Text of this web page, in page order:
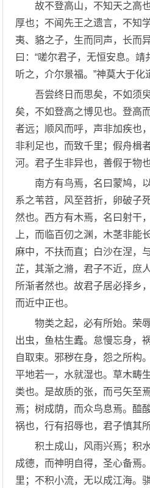
故不登高山，不知天之高也
厚也；不闻先王之遗言，不知
夷、貉之子，生而同声，长而
曰：“嗟尔君子，无恒安息。
听之，介尔景福。”神莫大于化
吾尝终日而思矣，不如须臾
矣，不如登高之博见也。登高
者远；顺风而呼，声非加疾也
非利足也，而致千里；假舟楫
河。君子生非异也，善假于物
南方有鸟焉，名曰蒙鸠，以
系之苇苕，风至苕折，卵破子
然也。西方有木焉，名曰射干
上，而临百仞之渊，木茎非能
麻中，不扶而直；白沙在涅，
芷，其渐之滫，君子不近，庶
所渐者然也。故君子居必择乡
而近中正也。
物类之起，必有所始。荣辱
出虫，鱼枯生蠹。怠慢忘身，
自取束。邪秽在身，怨之所构
平地若一，水就湿也。草木畴
类也。是故质的张，而弓矢至
焉；树成荫，而众鸟息焉。醯
祸也，行有招辱也，君子慎其
积土成山，风雨兴焉；积水
成德，而神明自得，圣心备焉
里；不积小流，无以成江海。